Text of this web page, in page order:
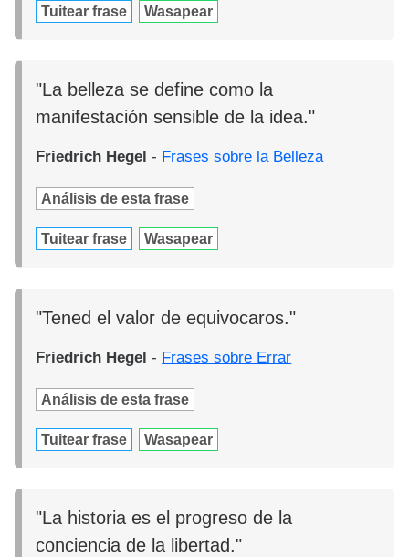
Tuitear frase Wasapear
"La belleza se define como la
manifestación sensible de la idea."
Friedrich Hegel - Frases sobre la Belleza
Análisis de esta frase
Tuitear frase Wasapear
"Tened el valor de equivocaros."
Friedrich Hegel - Frases sobre Errar
Análisis de esta frase
Tuitear frase Wasapear
"La historia es el progreso de la
conciencia de la libertad."